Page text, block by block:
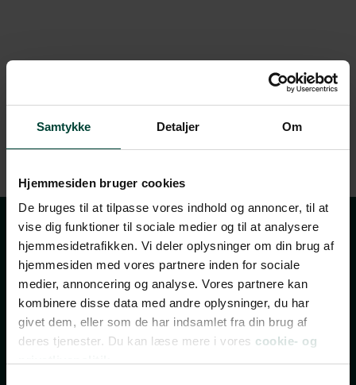
Samtykke Detaljer Om
Hjemmesiden bruger cookies
De bruges til at tilpasse vores indhold og annoncer, til at
vise dig funktioner til sociale medier og til at analysere
hjemmesidetrafikken. Vi deler oplysninger om din brug af
hjemmesiden med vores partnere inden for sociale
medier, annoncering og analyse. Vores partnere kan
kombinere disse data med andre oplysninger, du har
givet dem, eller som de har indsamlet fra din brug af
deres tjenester. Du kan læse mere i vores cookie- og
Tilmeld dig vores
nyhedsbrev
TILMELD NYHEDSBREV
FÅ INSPIRATION, TILBUD OG INVITATIONER TIL